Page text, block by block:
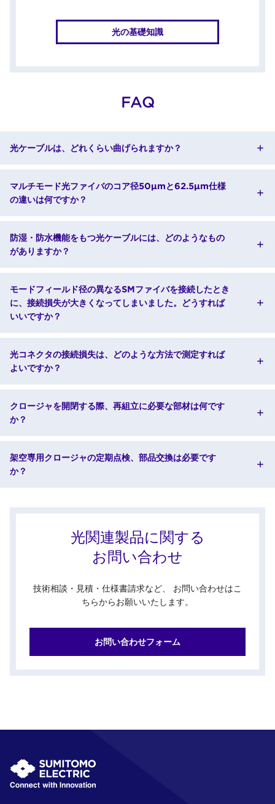
光の基礎知識
FAQ
光ケーブルは、どれくらい曲げられますか？
マルチモード光ファイバのコア径50μmと62.5μm仕様
の違いは何ですか？
防湿・防水機能をもつ光ケーブルには、どのようなもの
がありますか？
モードフィールド径の異なるSMファイバを接続したとき
に、接続損失が大きくなってしまいました。どうすれば
いいですか？
光コネクタの接続損失は、どのような方法で測定すれば
よいですか？
クロージャを開閉する際、再組立に必要な部材は何です
か？
架空専用クロージャの定期点検、部品交換は必要です
か？
光関連製品に関する
お問い合わせ
技術相談・見積・仕様書請求など、 お問い合わせはこ
ちらからお願いいたします。
お問い合わせフォーム